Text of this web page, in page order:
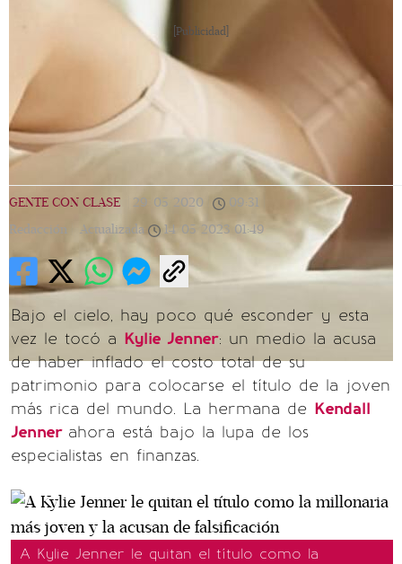
[Publicidad]
GENTE CON CLASE 29/05/2020 09:31
Redacción |
Actualizada 14/05/2023 01:49
Bajo el cielo, hay poco qué esconder y esta
vez le tocó a Kylie Jenner: un medio la acusa
de haber inflado el costo total de su
patrimonio para colocarse el título de la joven
más rica del mundo. La hermana de Kendall
Jenner ahora está bajo la lupa de los
especialistas en finanzas.
A Kylie Jenner le quitan el título como la